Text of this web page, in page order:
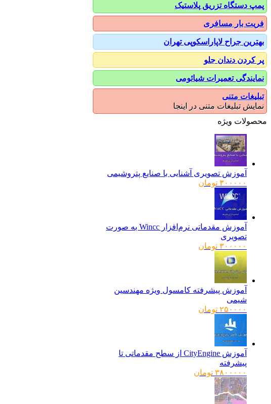
پمپ دستگاه تزریق پلاستیک
فریت بار مسافری
بهترین جراح لاپاراسکوپی تهران
پر کردن دندان جلو
نمایندگی تعمیرات شیائومی
تبلیغات متنی
نمایش تبلیغات متنی در اینجا
محصولات ویژه
آموزش تصویری آشنایی با صنایع پتروشیمی
۳۰۰۰۰۰ تومان
آموزش مقدماتی نرم‌افزار Wincc به صورت
تصویری
۳۰۰۰۰۰ تومان
آموزش پیشرفته کامسول ویژه مهندسین
شیمی
۲۵۰۰۰۰ تومان
آموزش CityEngine از سطح مقدماتی تا
پیشرفته
۳۸۰۰۰۰۰ تومان